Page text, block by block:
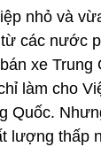
nhỏ và
các nước
xe Trung
làm cho
Quốc.
lượng thấp